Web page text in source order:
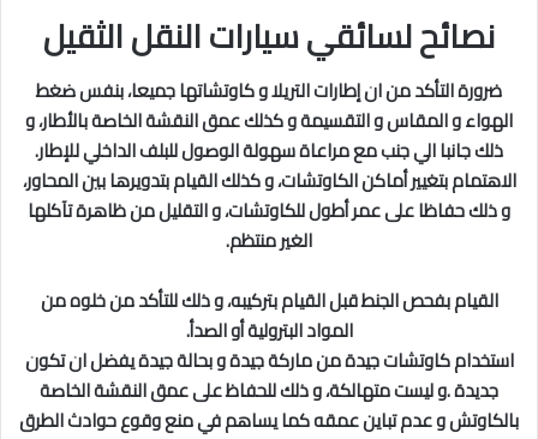
نصائح لسائقي سيارات النقل الثقيل
ضرورة التأكد من ان إطارات التريلا و كاوتشاتها جميعا، بنفس ضغط
الهواء و المقاس و التقسيمة و كذلك عمق النقشة الخاصة بالأطار، و
ذلك جانبا الي جنب مع مراعاة سهولة الوصول للبلف الداخلي للإطار.
الاهتمام بتغيير أماكن الكاوتشات، و كذلك القيام بتدويرها بين المحاور،
و ذلك حفاظا على عمر أطول للكاوتشات، و التقليل من ظاهرة تآكلها
الغير منتظم.
القيام بفحص الجنط قبل القيام بتركيبه، و ذلك للتأكد من خلوه من
المواد البترولية أو الصدأ.
استخدام كاوتشات جيدة من ماركة جيدة و بحالة جيدة يفضل ان تكون
جديدة .و ليست متهالكة، و ذلك للحفاظ على عمق النقشة الخاصة
بالكاوتش و عدم تباين عمقه كما يساهم في منع وقوع حوادث الطرق